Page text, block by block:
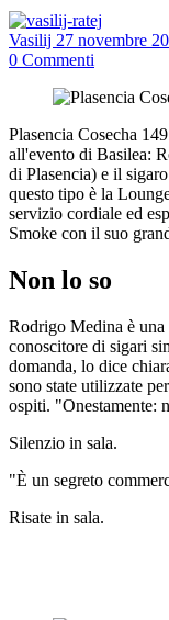
Vasilij 27 novembre
0 Commenti
Plasencia Cosecha
all'evento di Basilea:
di Plasencia) e il
questo tipo è la
servizio cordiale ed
Smoke con il suo
Non lo so
Rodrigo Medina è una
conoscitore di sigari
domanda, lo dice
sono state utilizzate
ospiti. "Onestamente:
Silenzio in sala.
"È un segreto
Risate in sala.